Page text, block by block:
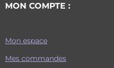
MON COMPTE :
Mon espace
Mes commandes